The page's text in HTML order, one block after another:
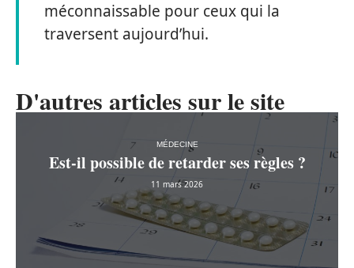
méconnaissable pour ceux qui la
traversent aujourd’hui.
D'autres articles sur le site
MÉDECINE
Est-il possible de retarder ses règles ?
11 mars 2026